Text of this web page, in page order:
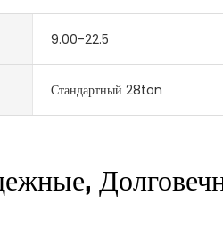
9.00-22.5
Стандартный 28ton